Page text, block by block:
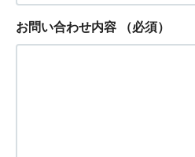
お問い合わせ内容 （必須）